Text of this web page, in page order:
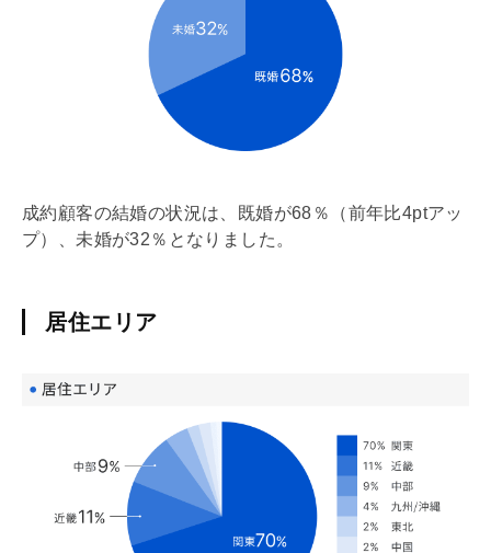
成約顧客の結婚の状況は、既婚が68％（前年比4ptアッ
プ）、未婚が32％となりました。
居住エリア